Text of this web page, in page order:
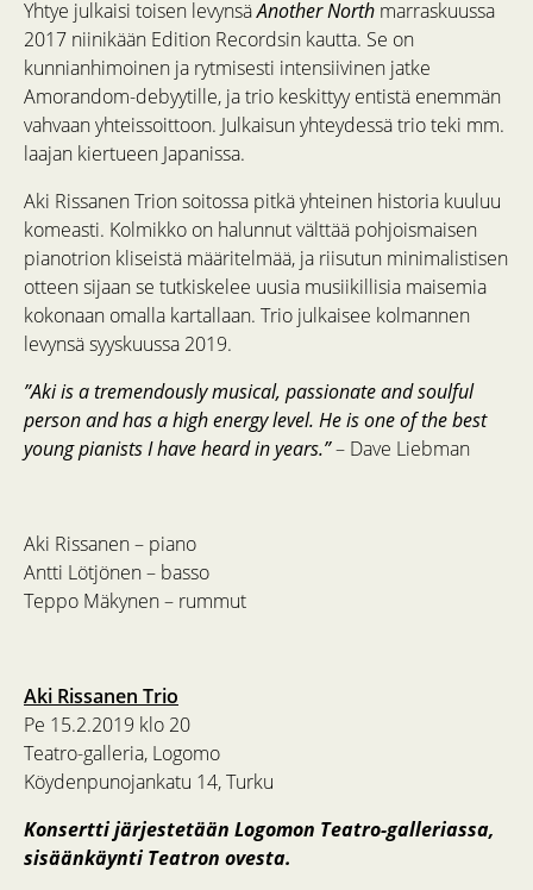
Yhtye julkaisi toisen levynsäAnother North marraskuussa
2017 niinikään Edition Recordsin kautta. Se on
kunnianhimoinen ja rytmisesti intensiivinen jatke
Amorandom-debyytille, ja trio keskittyy entistä enemmän
vahvaan yhteissoittoon. Julkaisun yhteydessä trio teki mm.
laajan kiertueen Japanissa.
Aki Rissanen Trion soitossa pitkä yhteinen historia kuuluu
komeasti. Kolmikko on halunnut välttää pohjoismaisen
pianotrion kliseistä määritelmää, ja riisutun minimalistisen
otteen sijaan se tutkiskelee uusia musiikillisia maisemia
kokonaan omalla kartallaan. Trio julkaisee kolmannen
levynsä syyskuussa 2019.
”Aki is a tremendously musical, passionate and soulful
person and has a high energy level. He is one of the best
young pianists I have heard in years.”– Dave Liebman
Aki Rissanen – piano
Antti Lötjönen – basso
Teppo Mäkynen – rummut
Aki Rissanen Trio
Pe 15.2.2019 klo 20
Teatro-galleria, Logomo
Köydenpunojankatu 14, Turku
Konsertti järjestetään Logomon Teatro-galleriassa,
sisäänkäynti Teatron ovesta.